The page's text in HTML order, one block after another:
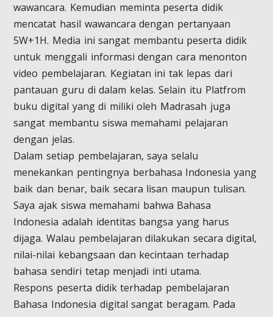
wawancara. Kemudian meminta peserta didik
mencatat hasil wawancara dengan pertanyaan
5W+1H. Media ini sangat membantu peserta didik
untuk menggali informasi dengan cara menonton
video pembelajaran. Kegiatan ini tak lepas dari
pantauan guru di dalam kelas. Selain itu Platfrom
buku digital yang di miliki oleh Madrasah juga
sangat membantu siswa memahami pelajaran
dengan jelas.
Dalam setiap pembelajaran, saya selalu
menekankan pentingnya berbahasa Indonesia yang
baik dan benar, baik secara lisan maupun tulisan.
Saya ajak siswa memahami bahwa Bahasa
Indonesia adalah identitas bangsa yang harus
dijaga. Walau pembelajaran dilakukan secara digital,
nilai-nilai kebangsaan dan kecintaan terhadap
bahasa sendiri tetap menjadi inti utama.
Respons peserta didik terhadap pembelajaran
Bahasa Indonesia digital sangat beragam. Pada